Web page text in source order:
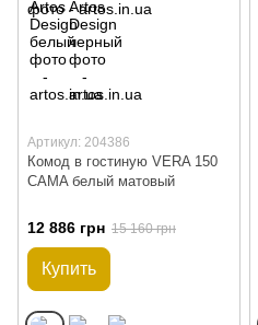
Артикул: 204386
Комод в гостиную VERA 150
CAMA белый матовый
12 886 грн 15 160 грн
Купить